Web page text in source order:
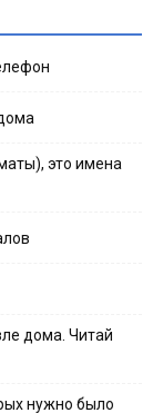
это имена
дома. Читай
нужно было